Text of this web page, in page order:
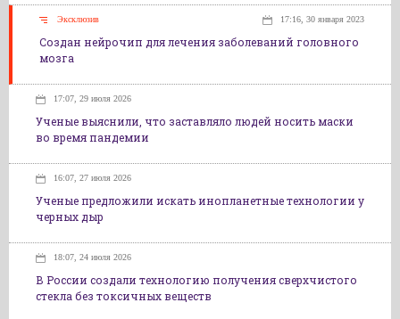
Эксклюзив 17:16, 30 января 2023
Создан нейрочип для лечения заболеваний головного
мозга
17:07, 29 июля 2026
Ученые выяснили, что заставляло людей носить маски
во время пандемии
16:07, 27 июля 2026
Ученые предложили искать инопланетные технологии у
черных дыр
18:07, 24 июля 2026
В России создали технологию получения сверхчистого
стекла без токсичных веществ